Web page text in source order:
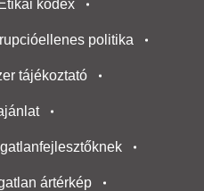
Etikai kódex
politika
tájékoztató
ártérkép